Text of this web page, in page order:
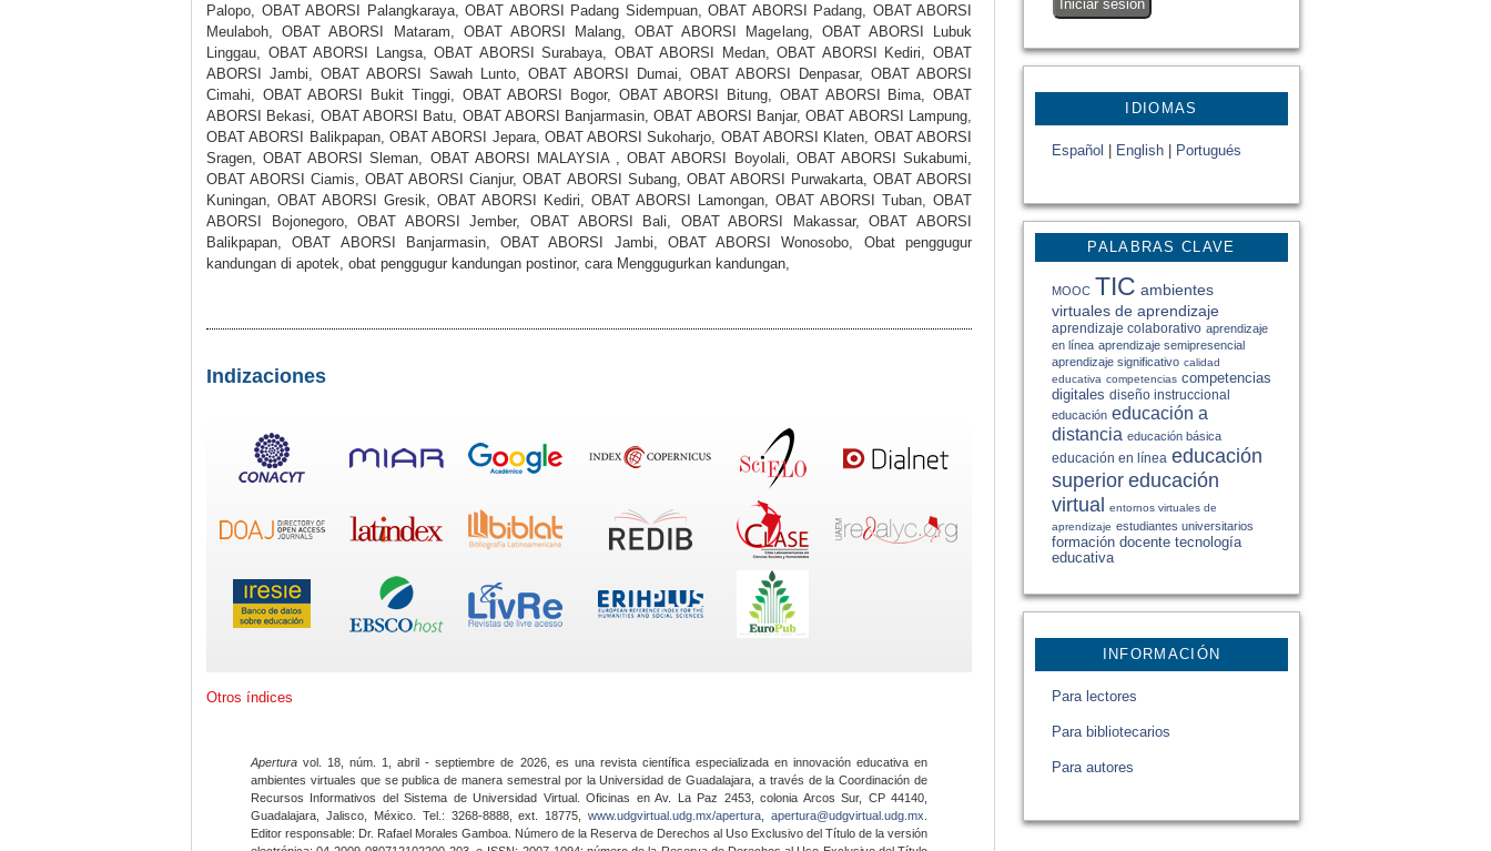
IDIOMAS
Español English Portugués
PALABRAS CLAVE
MOOC TIC ambientes
virtuales de aprendizaje
aprendizaje colaborativo aprendizaje
en línea aprendizaje semipresencial
aprendizaje significativo calidad
educativa competencias competencias
digitales diseño instruccional
educación educación a
distancia educación básica
educación en línea educación
superior educación
virtual entornos virtuales de
aprendizaje estudiantes universitarios
formación docente tecnología
educativa
INFORMACIÓN
Para lectores
Para bibliotecarios
Para autores
Palopo, OBAT ABORSI Palangkaraya, OBAT ABORSI Padang Sidempuan, OBAT ABORSI Padang, OBAT ABORSI
Meulaboh, OBAT ABORSI Mataram, OBAT ABORSI Malang, OBAT ABORSI Magelang, OBAT ABORSI Lubuk
Linggau, OBAT ABORSI Langsa, OBAT ABORSI Surabaya, OBAT ABORSI Medan, OBAT ABORSI Kediri, OBAT
ABORSI Jambi, OBAT ABORSI Sawah Lunto, OBAT ABORSI Dumai, OBAT ABORSI Denpasar, OBAT ABORSI
Cimahi, OBAT ABORSI Bukit Tinggi, OBAT ABORSI Bogor, OBAT ABORSI Bitung, OBAT ABORSI Bima, OBAT
ABORSI Bekasi, OBAT ABORSI Batu, OBAT ABORSI Banjarmasin, OBAT ABORSI Banjar, OBAT ABORSI Lampung,
OBAT ABORSI Balikpapan, OBAT ABORSI Jepara, OBAT ABORSI Sukoharjo, OBAT ABORSI Klaten, OBAT ABORSI
Sragen, OBAT ABORSI Sleman, OBAT ABORSI MALAYSIA , OBAT ABORSI Boyolali, OBAT ABORSI Sukabumi,
OBAT ABORSI Ciamis, OBAT ABORSI Cianjur, OBAT ABORSI Subang, OBAT ABORSI Purwakarta, OBAT ABORSI
Kuningan, OBAT ABORSI Gresik, OBAT ABORSI Kediri, OBAT ABORSI Lamongan, OBAT ABORSI Tuban, OBAT
ABORSI Bojonegoro, OBAT ABORSI Jember, OBAT ABORSI Bali, OBAT ABORSI Makassar, OBAT ABORSI
Balikpapan, OBAT ABORSI Banjarmasin, OBAT ABORSI Jambi, OBAT ABORSI Wonosobo, Obat penggugur
kandungan di apotek, obat penggugur kandungan postinor, cara Menggugurkan kandungan,
Indizaciones
Otros índices
Apertura vol. 18, núm. 1, abril - septiembre de 2026, es una revista científica especializada en innovación educativa en
ambientes virtuales que se publica de manera semestral por la Universidad de Guadalajara, a través de la Coordinación de
Recursos Informativos del Sistema de Universidad Virtual. Oficinas en Av. La Paz 2453, colonia Arcos Sur, CP 44140,
Guadalajara, Jalisco, México. Tel.: 3268-8888, ext. 18775,www.udgvirtual.udg.mx/apertura apertura@udgvirtual.udg.mx
Editor responsable: Dr. Rafael Morales Gamboa. Número de la Reserva de Derechos al Uso Exclusivo del Título de la versión